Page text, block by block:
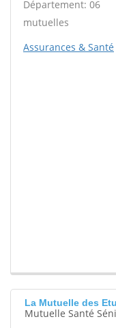
Département: 06
mutuelles
Assurances & Santé
La Mutuelle des
Mutuelle Santé